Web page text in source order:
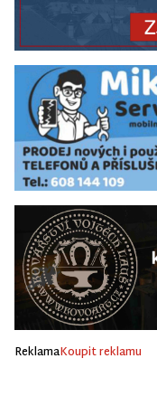
ReklamaKoupit reklamu